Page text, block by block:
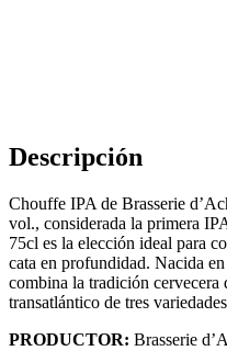
Descripción
Chouffe IPA de Brasserie
vol., considerada la primera
75cl es la elección ideal para
cata en profundidad. Nacida
combina la tradición cervecera
transatlántico de tres
PRODUCTOR: Brasserie